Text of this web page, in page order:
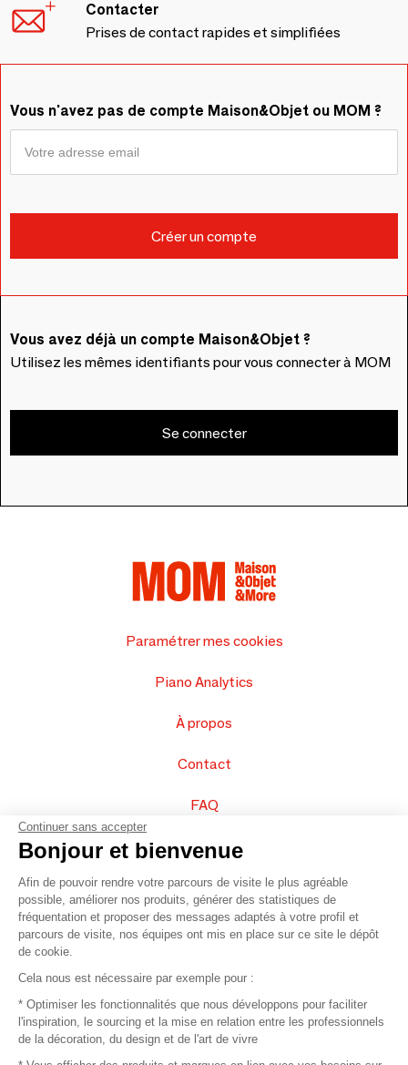
Contacter
Prises de contact rapides et simplifiées
Vous n'avez pas de compte Maison&Objet ou MOM ?
Vous avez déjà un compte Maison&Objet ?
Utilisez les mêmes identifiants pour vous connecter à MOM
Se connecter
Paramétrer mes cookies
Piano Analytics
À propos
Contact
FAQ
Vendez vos produits
Plan du site
© 2016 –Organisation SAFI
Recrutement
Continuer sans accepter
Bonjour et bienvenue
Afin de pouvoir rendre votre parcours de visite le plus agréable
possible, améliorer nos produits, générer des statistiques de
fréquentation et proposer des messages adaptés à votre profil et
parcours de visite, nos équipes ont mis en place sur ce site le dépôt
de cookie.
Cela nous est nécessaire par exemple pour :
* Optimiser les fonctionnalités que nous développons pour faciliter
l'inspiration, le sourcing et la mise en relation entre les professionnels
de la décoration, du design et de l'art de vivre